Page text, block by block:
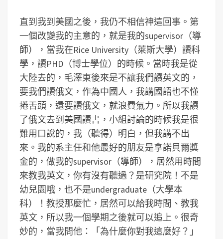
直到我到美國之後，我仍不相信神這回事。第
一個改變我的主意的，就是我的supervisor（導
師），當我在Rice University（萊斯大學）讀科
學，讀PHD（博士學位）的時候。當時我是從
大陸去的，毛澤東後來是不讓我們讀英文的，
要我們讀俄文，作為中國人，我講國語也不懂
捲舌頭，還要讀俄文，就浪費氣力。所以我讀
了俄文去到美國讀書，小組討論的時候我是很
難用口說的，我（聽得）明白，但我講不出
來。我的系主任和他最好的朋友是拿諾貝爾獎
金的，做我的supervisor（導師），居然用時間
來教我英文，你有沒有聽過？是研究院！不是
幼兒園哦，也不是undergraduate（大學本
科）！教授那麼忙，居然可以給我時間、教我
英文，所以我一個學期之後就可以追上。很奇
妙的，當我問他：「為什麼你對我這麼好？」